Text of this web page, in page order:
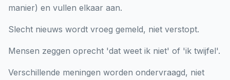
manier) en vullen elkaar aan.
Slecht nieuws wordt vroeg gemeld, niet verstopt.
Mensen zeggen oprecht 'dat weet ik niet' of 'ik twijfel'.
Verschillende meningen worden ondervraagd, niet